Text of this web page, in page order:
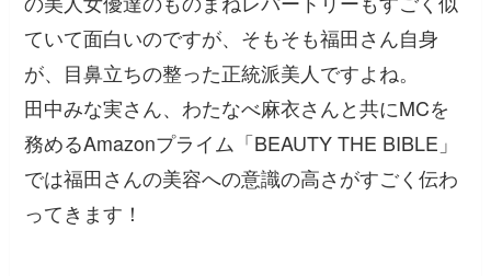
ていて面白いのですが、そもそも福田さん自身
が、目鼻立ちの整った正統派美人ですよね。
田中みな実さん、わたなべ麻衣さんと共にMCを
務めるAmazonプライム「BEAUTY THE BIBLE」
では福田さんの美容への意識の高さがすごく伝わ
ってきます！